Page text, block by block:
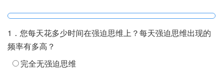
1．您每天花多少时间在强迫思维上？每天强迫思维出现的
频率有多高？
完全无强迫思维
2．您的强迫思维对社交、学业成就或工作能力有多大妨
碍？（假如目前没有工作，则强迫思维对每天日常活动的妨
碍有多大？回答此题时，请回想是否有任何事情因为强迫思
3．您的强迫思维给您带来多大的苦恼或困扰？
没有
4．您有多少努力对抗强迫思维？你是否尝试转移注意力或
不去想它呢？（重点不在于是否成功转移，而在于你有多努
力对抗或尝试频率有多高）。
5．您控制强迫思维的能力有多少？您停止或转移强迫思维
的效果如何？（不包括通过强迫行为来停止强迫思维）
完全控制。我可以完全控制。
6．您每天花多少时间在强迫行为上？每天做出强迫行为的
频率有多高？
完全无强迫行为
7．您的强迫行为对社交、学业成就或工作能力有多大妨
碍？（假如目前没有工作，则强迫行为对每天日常活动的妨
碍有多大？）
8．假如被制止从事强迫行为时，您有什么感觉？您会有多
焦虑？
没有焦虑
9．您有多努力去对抗强迫行为？或尝试停止强迫行为的频
率？（仅评估你有多努力对抗强迫行为或尝试频率有多高，
而不在于评估您停止强迫行为的效果有多好）
10．您控制强迫行为的能力如何？您停止强迫（仪式）行为
的效果如何？（假如你很少去对抗，那就回想那些少数对抗
的情境，以便回答此题。）